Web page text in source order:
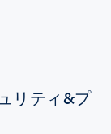
リティ&プ